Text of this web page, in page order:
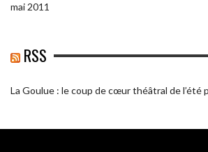
mai 2011
RSS
La Goulue : le coup de cœur théâtral de l’été